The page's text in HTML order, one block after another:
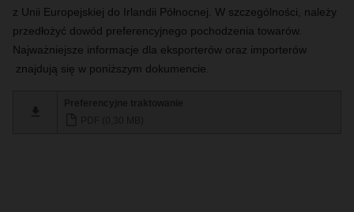
z Unii Europejskiej do Irlandii Północnej. W szczególności, należy
przedłożyć dowód preferencyjnego pochodzenia towarów.
Najważniejsze informacje dla eksporterów oraz importerów
znajdują się w poniższym dokumencie.